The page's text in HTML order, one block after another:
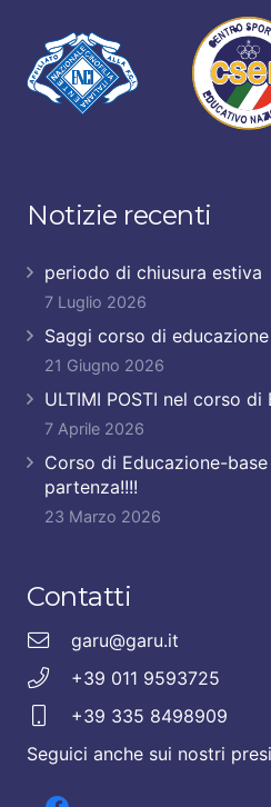
Notizie recenti
periodo di chiusura estiva
7 Luglio 2026
Saggi corso di
21 Giugno 2026
ULTIMI POSTI nel corso
7 Aprile 2026
Corso di Educazione-
partenza!!!!
23 Marzo 2026
Contatti
garu@garu.it
+39 011 9593725
+39 335 8498909
Seguici anche sui nostri